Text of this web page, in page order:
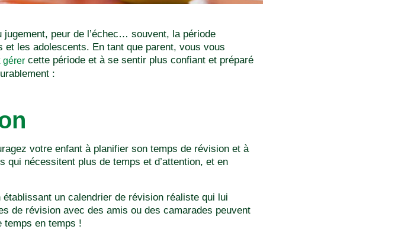
peur de l’échec… souvent, la période
et les adolescents. En tant que parent, vous vous
gérercette période et à se sentir plus confiant et préparé
:
votre enfant à planifier son temps de révision et à
nécessitent plus de temps et d’attention, et en
un calendrier de révision réaliste qui lui
de révision avec des amis ou des camarades peuvent
temps en temps !